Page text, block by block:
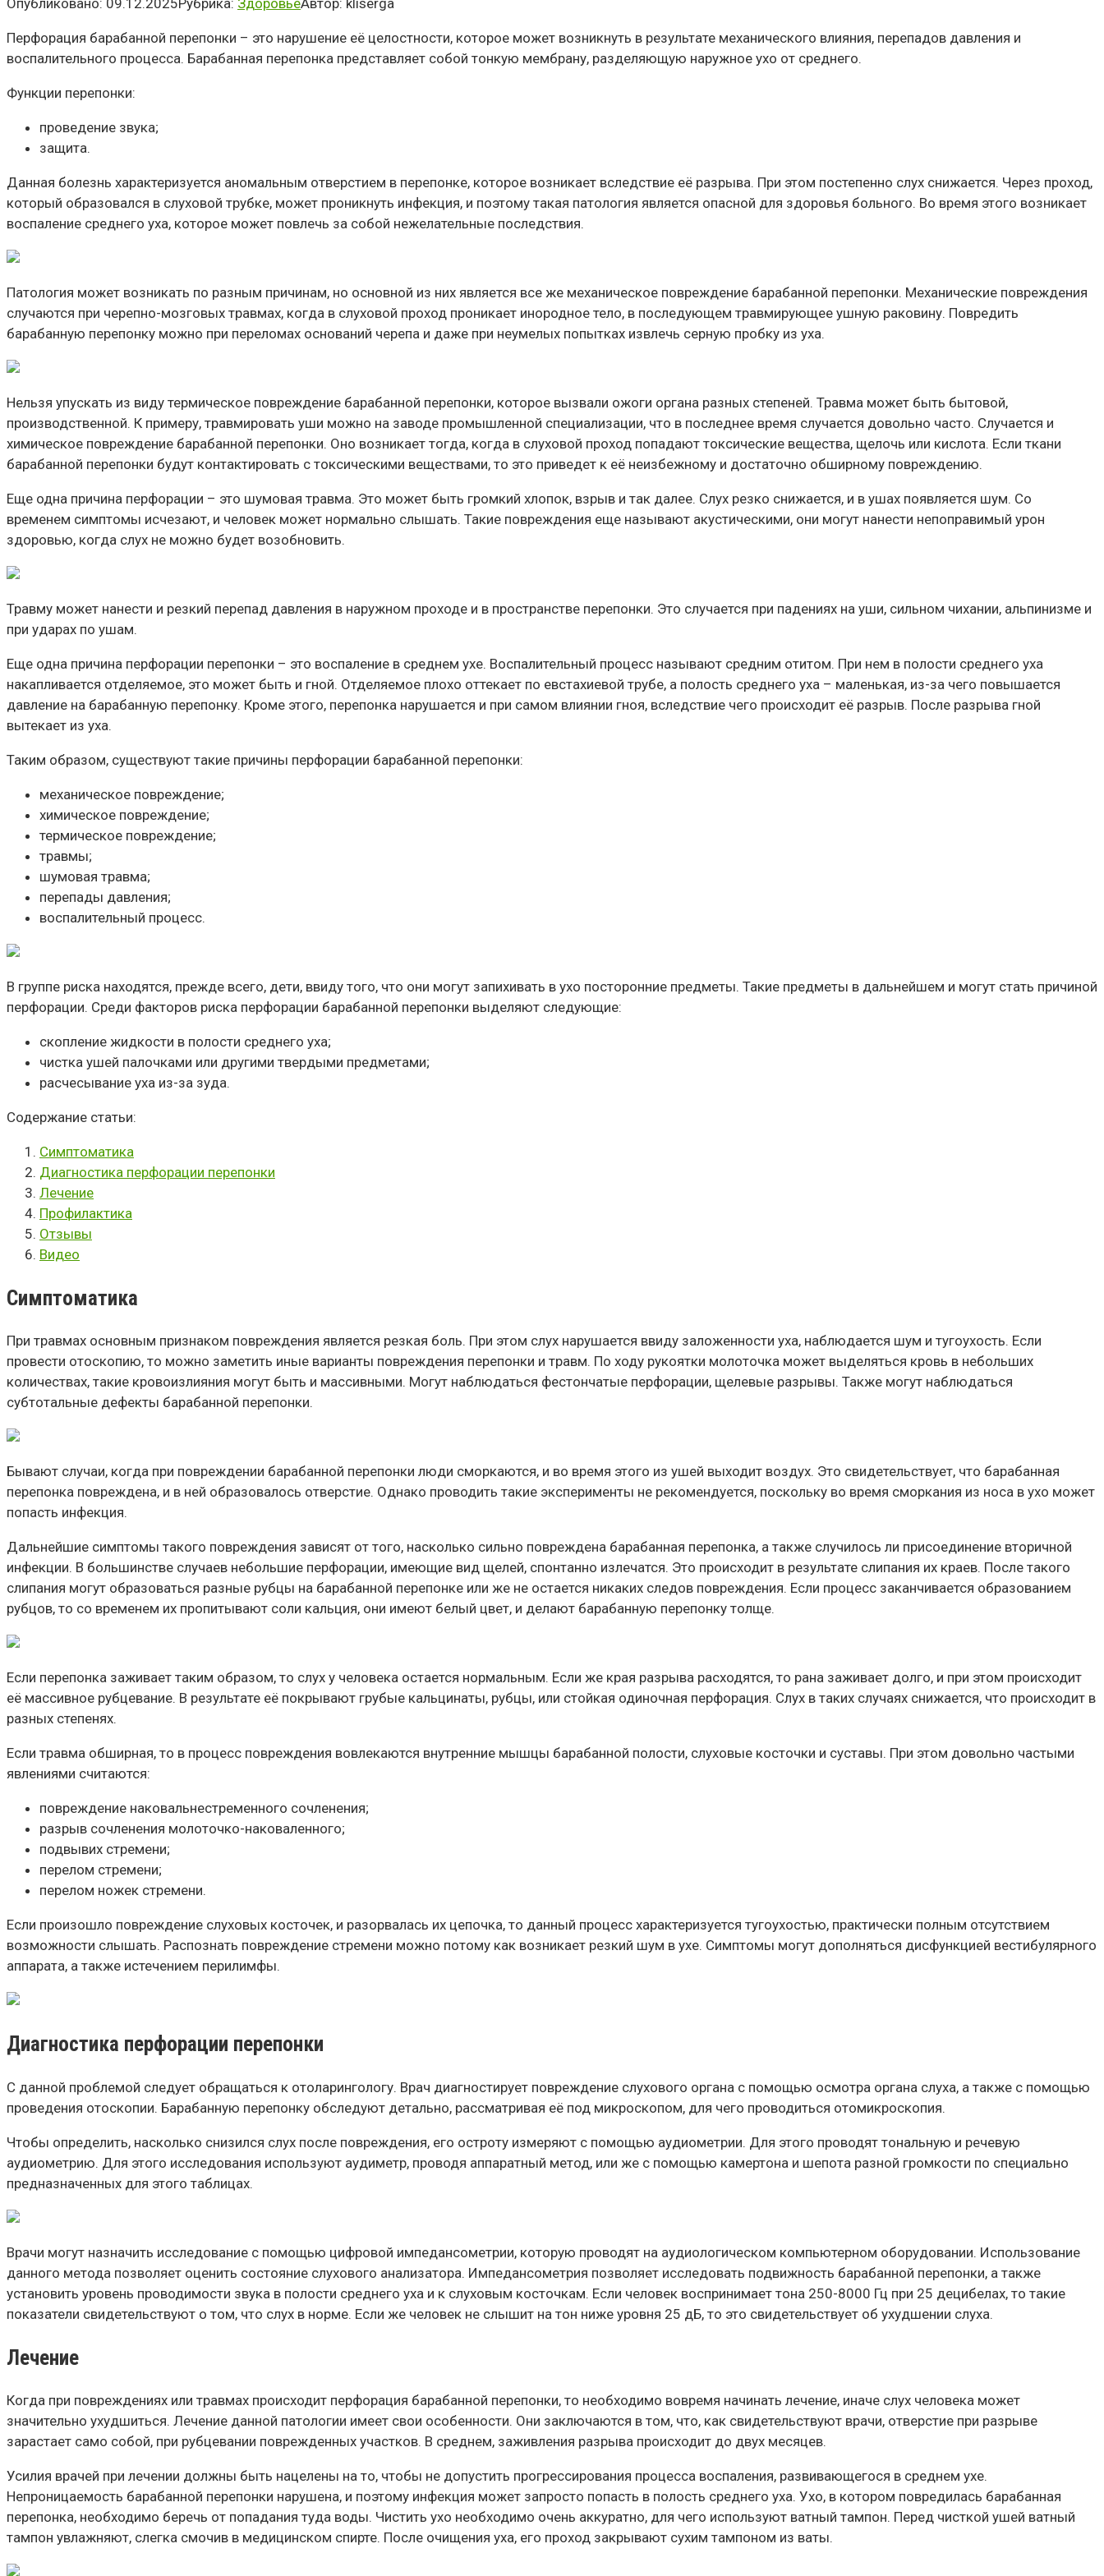
Перфорация барабанной перепонки – это нарушение её целостности, которое может возникнуть в результате механического влияния, перепадов давления и
воспалительного процесса. Барабанная перепонка представляет собой тонкую мембрану, разделяющую наружное ухо от среднего.
Функции перепонки:
проведение звука;
защита.
Данная болезнь характеризуется аномальным отверстием в перепонке, которое возникает вследствие её разрыва. При этом постепенно слух снижается. Через проход,
который образовался в слуховой трубке, может проникнуть инфекция, и поэтому такая патология является опасной для здоровья больного. Во время этого возникает
воспаление среднего уха, которое может повлечь за собой нежелательные последствия.
Патология может возникать по разным причинам, но основной из них является все же механическое повреждение барабанной перепонки. Механические повреждения
случаются при черепно-мозговых травмах, когда в слуховой проход проникает инородное тело, в последующем травмирующее ушную раковину. Повредить
барабанную перепонку можно при переломах оснований черепа и даже при неумелых попытках извлечь серную пробку из уха.
Нельзя упускать из виду термическое повреждение барабанной перепонки, которое вызвали ожоги органа разных степеней. Травма может быть бытовой,
производственной. К примеру, травмировать уши можно на заводе промышленной специализации, что в последнее время случается довольно часто. Случается и
химическое повреждение барабанной перепонки. Оно возникает тогда, когда в слуховой проход попадают токсические вещества, щелочь или кислота. Если ткани
барабанной перепонки будут контактировать с токсическими веществами, то это приведет к её неизбежному и достаточно обширному повреждению.
Еще одна причина перфорации – это шумовая травма. Это может быть громкий хлопок, взрыв и так далее. Слух резко снижается, и в ушах появляется шум. Со
временем симптомы исчезают, и человек может нормально слышать. Такие повреждения еще называют акустическими, они могут нанести непоправимый урон
здоровью, когда слух не можно будет возобновить.
Травму может нанести и резкий перепад давления в наружном проходе и в пространстве перепонки. Это случается при падениях на уши, сильном чихании, альпинизме и
при ударах по ушам.
Еще одна причина перфорации перепонки – это воспаление в среднем ухе. Воспалительный процесс называют средним отитом. При нем в полости среднего уха
накапливается отделяемое, это может быть и гной. Отделяемое плохо оттекает по евстахиевой трубе, а полость среднего уха – маленькая, из-за чего повышается
давление на барабанную перепонку. Кроме этого, перепонка нарушается и при самом влиянии гноя, вследствие чего происходит её разрыв. После разрыва гной
вытекает из уха.
Таким образом, существуют такие причины перфорации барабанной перепонки:
механическое повреждение;
химическое повреждение;
термическое повреждение;
травмы;
шумовая травма;
перепады давления;
воспалительный процесс.
В группе риска находятся, прежде всего, дети, ввиду того, что они могут запихивать в ухо посторонние предметы. Такие предметы в дальнейшем и могут стать причиной
перфорации. Среди факторов риска перфорации барабанной перепонки выделяют следующие:
скопление жидкости в полости среднего уха;
чистка ушей палочками или другими твердыми предметами;
расчесывание уха из-за зуда.
Содержание статьи:
Симптоматика
Диагностика перфорации перепонки
Лечение
Профилактика
Отзывы
Видео
Симптоматика
При травмах основным признаком повреждения является резкая боль. При этом слух нарушается ввиду заложенности уха, наблюдается шум и тугоухость. Если
провести отоскопию, то можно заметить иные варианты повреждения перепонки и травм. По ходу рукоятки молоточка может выделяться кровь в небольших
количествах, такие кровоизлияния могут быть и массивными. Могут наблюдаться фестончатые перфорации, щелевые разрывы. Также могут наблюдаться
субтотальные дефекты барабанной перепонки.
Бывают случаи, когда при повреждении барабанной перепонки люди сморкаются, и во время этого из ушей выходит воздух. Это свидетельствует, что барабанная
перепонка повреждена, и в ней образовалось отверстие. Однако проводить такие эксперименты не рекомендуется, поскольку во время сморкания из носа в ухо может
попасть инфекция.
Дальнейшие симптомы такого повреждения зависят от того, насколько сильно повреждена барабанная перепонка, а также случилось ли присоединение вторичной
инфекции. В большинстве случаев небольшие перфорации, имеющие вид щелей, спонтанно излечатся. Это происходит в результате слипания их краев. После такого
слипания могут образоваться разные рубцы на барабанной перепонке или же не остается никаких следов повреждения. Если процесс заканчивается образованием
рубцов, то со временем их пропитывают соли кальция, они имеют белый цвет, и делают барабанную перепонку толще.
Если перепонка заживает таким образом, то слух у человека остается нормальным. Если же края разрыва расходятся, то рана заживает долго, и при этом происходит
её массивное рубцевание. В результате её покрывают грубые кальцинаты, рубцы, или стойкая одиночная перфорация. Слух в таких случаях снижается, что происходит в
разных степенях.
Если травма обширная, то в процесс повреждения вовлекаются внутренние мышцы барабанной полости, слуховые косточки и суставы. При этом довольно частыми
явлениями считаются:
повреждение наковальнестременного сочленения;
разрыв сочленения молоточко-наковаленного;
подвывих стремени;
перелом стремени;
перелом ножек стремени.
Если произошло повреждение слуховых косточек, и разорвалась их цепочка, то данный процесс характеризуется тугоухостью, практически полным отсутствием
возможности слышать. Распознать повреждение стремени можно потому как возникает резкий шум в ухе. Симптомы могут дополняться дисфункцией вестибулярного
аппарата, а также истечением перилимфы.
Диагностика перфорации перепонки
С данной проблемой следует обращаться к отоларингологу. Врач диагностирует повреждение слухового органа с помощью осмотра органа слуха, а также с помощью
проведения отоскопии. Барабанную перепонку обследуют детально, рассматривая её под микроскопом, для чего проводиться отомикроскопия.
Чтобы определить, насколько снизился слух после повреждения, его остроту измеряют с помощью аудиометрии. Для этого проводят тональную и речевую
аудиометрию. Для этого исследования используют аудиметр, проводя аппаратный метод, или же с помощью камертона и шепота разной громкости по специально
предназначенных для этого таблицах.
Врачи могут назначить исследование с помощью цифровой импедансометрии, которую проводят на аудиологическом компьютерном оборудовании. Использование
данного метода позволяет оценить состояние слухового анализатора. Импедансометрия позволяет исследовать подвижность барабанной перепонки, а также
установить уровень проводимости звука в полости среднего уха и к слуховым косточкам. Если человек воспринимает тона 250-8000 Гц при 25 децибелах, то такие
показатели свидетельствуют о том, что слух в норме. Если же человек не слышит на тон ниже уровня 25 дБ, то это свидетельствует об ухудшении слуха.
Лечение
Когда при повреждениях или травмах происходит перфорация барабанной перепонки, то необходимо вовремя начинать лечение, иначе слух человека может
значительно ухудшиться. Лечение данной патологии имеет свои особенности. Они заключаются в том, что, как свидетельствуют врачи, отверстие при разрыве
зарастает само собой, при рубцевании поврежденных участков. В среднем, заживления разрыва происходит до двух месяцев.
Усилия врачей при лечении должны быть нацелены на то, чтобы не допустить прогрессирования процесса воспаления, развивающегося в среднем ухе.
Непроницаемость барабанной перепонки нарушена, и поэтому инфекция может запросто попасть в полость среднего уха. Ухо, в котором повредилась барабанная
перепонка, необходимо беречь от попадания туда воды. Чистить ухо необходимо очень аккуратно, для чего используют ватный тампон. Перед чисткой ушей ватный
тампон увлажняют, слегка смочив в медицинском спирте. После очищения уха, его проход закрывают сухим тампоном из ваты.